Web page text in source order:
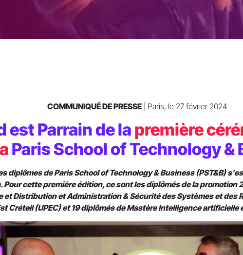
COMMUNIQUÉ DE PRESSE | Paris, le 27 février 2024
est Parrain de lapremière
Paris School of Technology &
diplômes de Paris School of Technology & Business (PST&B)
cette première édition, ce sont les diplômés de la promotion
Distribution et Administration & Sécurité des Systèmes et des
Créteil (UPEC) et 19 diplômés de Mastère Intelligence